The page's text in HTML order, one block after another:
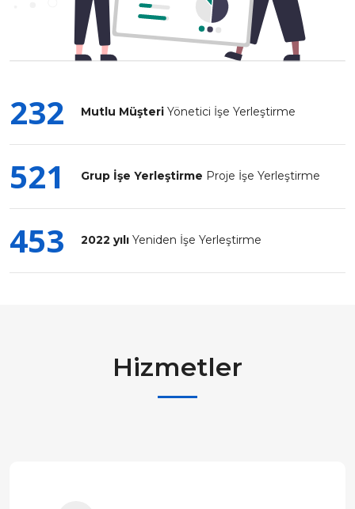
232 Mutlu Müşteri Yönetici İşe Yerleştirme
521 Grup İşe Yerleştirme Proje İşe Yerleştirme
453 2022 yılı Yeniden İşe Yerleştirme
Hizmetler